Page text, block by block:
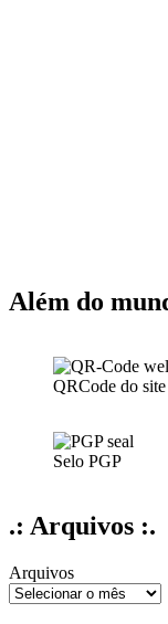
Além do
QRCode do site
Selo PGP
.: Arquivos :.
Arquivos